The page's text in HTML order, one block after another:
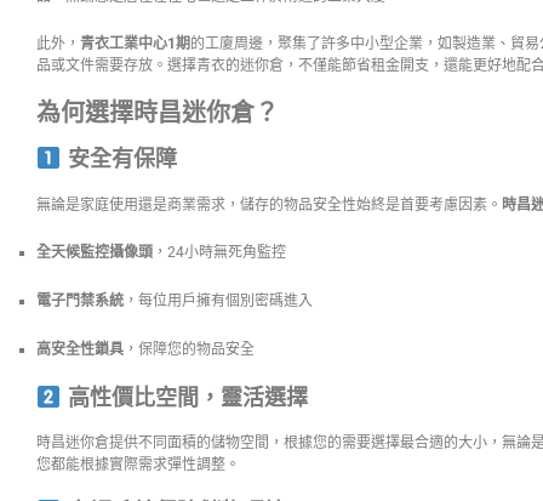
此外， 青衣工業中心1期 的工廈周邊，聚集了許多中小型企業，如製造業、貿
品或文件需要存放。選擇青衣的迷你倉，不僅能節省租金開支，還能更好地配
為何選擇時昌迷你倉？
安全有保障
無論是家庭使用還是商業需求，儲存的物品安全性始終是首要考慮因素。 時昌
全天候監控攝像頭 ，24小時無死角監控
電子門禁系統 ，每位用戶擁有個別密碼進入
高安全性鎖具 ，保障您的物品安全
高性價比空間，靈活選擇
時昌迷你倉提供不同面積的儲物空間，根據您的需要選擇最合適的大小，無論
您都能根據實際需求彈性調整。